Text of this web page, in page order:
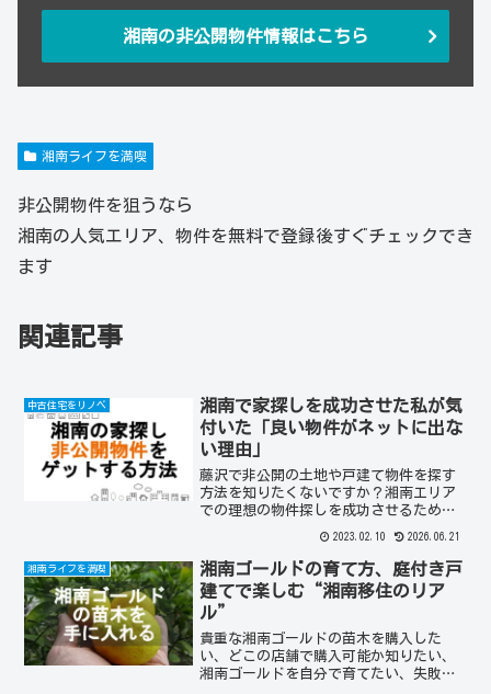
湘南の非公開物件情報はこちら
湘南ライフを満喫
非公開物件を狙うなら
湘南の人気エリア、物件を無料で登録後すぐチェックでき
ます
関連記事
中古住宅をリノベ
湘南で家探しを成功させた私が気
付いた「良い物件がネットに出な
い理由」
藤沢で非公開の土地や戸建て物件を探す
方法を知りたくないですか？湘南エリア
での理想の物件探しを成功させるための
2023.02.10 2026.06.21
湘南ライフを満喫
湘南ゴールドの育て方、庭付き戸
建てで楽しむ“湘南移住のリア
ル”
貴重な湘南ゴールドの苗木を購入した
い、どこの店舗で購入可能か知りたい、
湘南ゴールドを自分で育てたい、失敗し